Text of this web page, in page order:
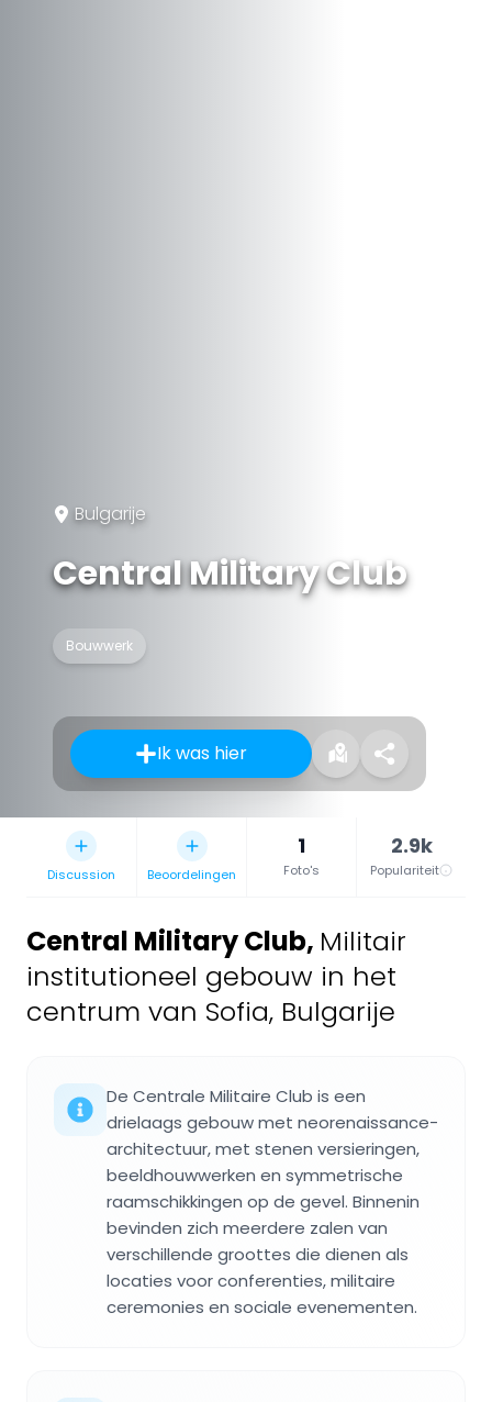
Bulgarije
Central Military Club
Bouwwerk
Ik was hier
Discussion Beoordelingen
1
Foto's
2.9k
Populariteit
Central Military Club, Militair
institutioneel gebouw in het
centrum van Sofia, Bulgarije
De Centrale Militaire Club is een
drielaags gebouw met neorenaissance-
architectuur, met stenen versieringen,
beeldhouwwerken en symmetrische
raamschikkingen op de gevel. Binnenin
bevinden zich meerdere zalen van
verschillende groottes die dienen als
locaties voor conferenties, militaire
ceremonies en sociale evenementen.